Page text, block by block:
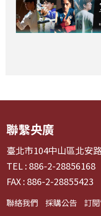
聯繫央廣
臺北市104中山區北安
TEL : 886-2-28856168
FAX : 886-2-28855423
聯絡我們 採購公告 訂